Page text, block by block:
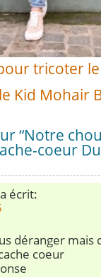
tricoter
Kid Mohair
“Notre
coeur
a écrit:
déranger
coeur